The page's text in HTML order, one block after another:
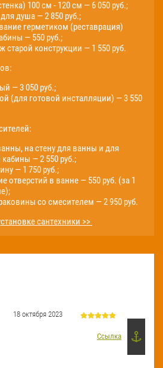
100 см - 120 см — 6 050 руб.;
душа — 2 850 руб.;
герметиком (реставрация)
— 550 руб.;
старой конструкции — 1 550 руб.
— 3 050 руб.;
(для готовой инсталляции) — 3 550
на стену для ванны и для
— 2 550 руб.;
— 1 750 руб.;
отверстий в ванне — 550 руб. (за 1
со смесителем — 2 950 руб.
сантехники >>
18 октября 2023
Ссылка